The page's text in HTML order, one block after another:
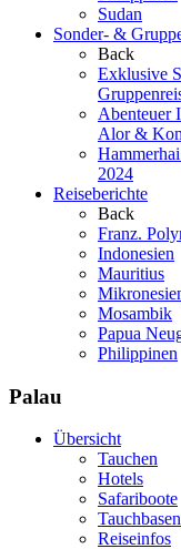
Sudan
Sonder- &
Back
Exklusive
Abenteuer
Alor &
2024
Reiseberichte
Back
Franz.
Indonesien
Mauritius
Mosambik
Papua
Philippinen
Palau
Übersicht
Tauchen
Hotels
Safariboote
Tauchbasen
Reiseinfos